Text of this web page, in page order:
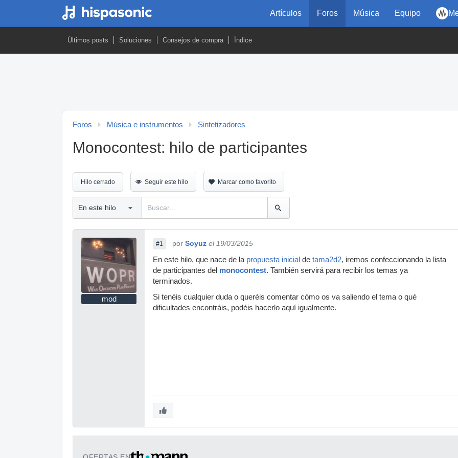
Artículos Foros Música Equipo
Últimos posts Soluciones Consejos de compra Índice
Foros Música e instrumentos Sintetizadores
Monocontest: hilo de participantes
Hilo cerrado Seguir este hilo Marcar como favorito
mod
#1 por Soyuz el 19/03/2015
En este hilo, que nace de la propuesta inicial de tama2d2, iremos confeccionando la lista
de participantes del monocontest. También servirá para recibir los temas ya
terminados.
Si tenéis cualquier duda o queréis comentar cómo os va saliendo el tema o qué
dificultades encontráis, podéis hacerlo aquí igualmente.